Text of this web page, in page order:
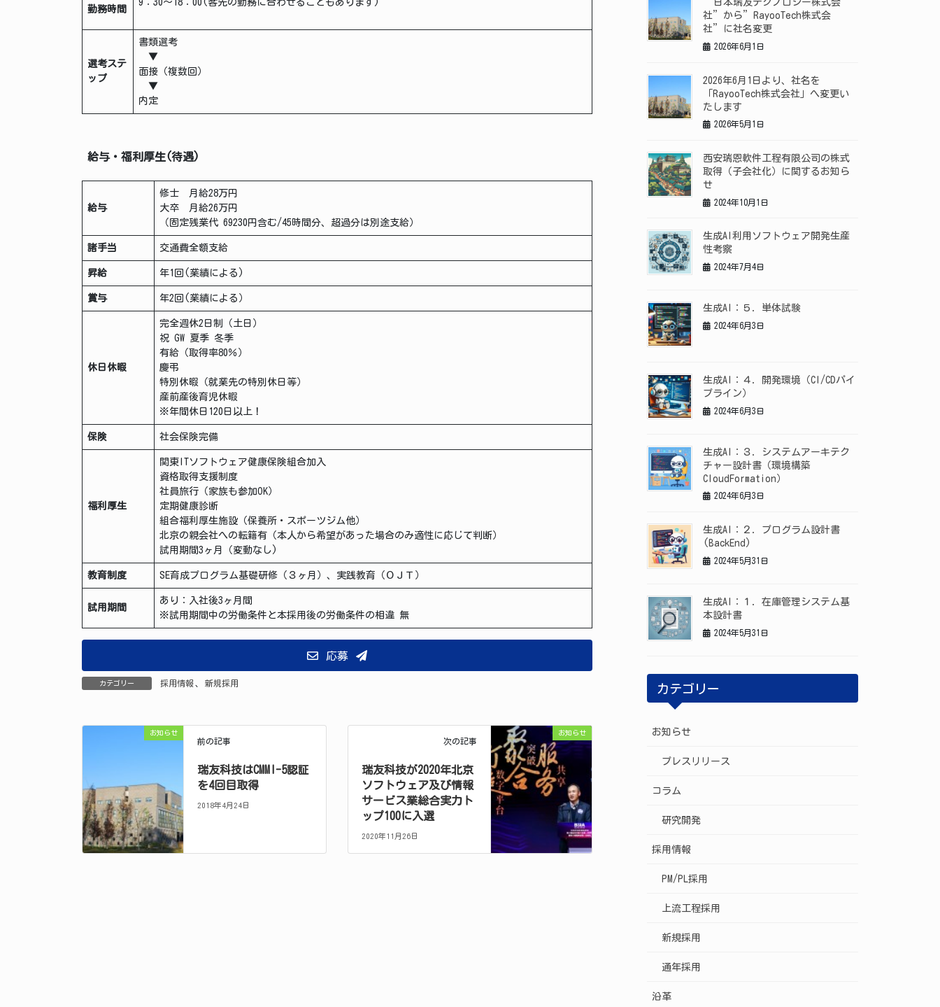
勤務時間
9：30～18：00(客先の勤務に合わせることもあります)
選考ステ
ップ
書類選考
▼
面接（複数回）
▼
内定
給与・福利厚生(待遇)
給与
修士 月給28万円
大卒 月給26万円
（固定残業代 69230円含む/45時間分、超過分は別途支給）
諸手当 交通費全額支給
昇給 年1回(業績による)
賞与 年2回(業績による）
休日休暇
完全週休2日制（土日）
祝 GW 夏季 冬季
有給（取得率80％）
慶弔
特別休暇（就業先の特別休日等）
産前産後育児休暇
※年間休日120日以上！
保険 社会保険完備
福利厚生
関東ITソフトウェア健康保険組合加入
資格取得支援制度
社員旅行（家族も参加OK）
定期健康診断
組合福利厚生施設（保養所・スポーツジム他）
北京の親会社への転籍有（本人から希望があった場合のみ適性に応じて判断）
試用期間3ヶ月（変動なし)
教育制度 SE育成プログラム基礎研修（３ヶ月）、実践教育（ＯＪＴ）
試用期間
あり：入社後3ヶ月間
※試用期間中の労働条件と本採用後の労働条件の相違 無
応募
カテゴリー 採用情報 新規採用
お知らせ
前の記事
瑞友科技はCMMI-5認証
を4回目取得
2018年4月24日
お知らせ
次の記事
瑞友科技が2020年北京
ソフトウェア及び情報
サービス業総合実力ト
ップ100に入選
2020年11月26日
”日本瑞友テクノロジー株式会
社”から”RayooTech株式会
社”に社名変更
2026年6月1日
2026年6月1日より、社名を
「RayooTech株式会社」へ変更い
たします
2026年5月1日
西安瑞恩軟件工程有限公司の株式
取得（子会社化）に関するお知ら
せ
2024年10月1日
生成AI利用ソフトウェア開発生産
性考察
2024年7月4日
生成AI：５．単体試験
2024年6月3日
生成AI：４．開発環境（CI/CDパイ
プライン）
2024年6月3日
生成AI：３．システムアーキテク
チャー設計書（環境構築
CloudFormation）
2024年6月3日
生成AI：２．プログラム設計書
(BackEnd)
2024年5月31日
生成AI：１．在庫管理システム基
本設計書
2024年5月31日
カテゴリー
お知らせ
プレスリリース
コラム
研究開発
採用情報
PM/PL採用
上流工程採用
新規採用
通年採用
沿革